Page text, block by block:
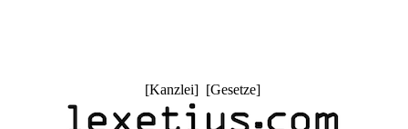
[Kanzlei] [Gesetze]